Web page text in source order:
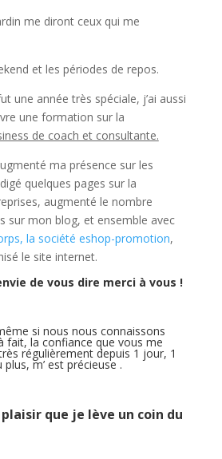
me diront ceux qui me
et les périodes de repos.
une année très spéciale, j’ai aussi
une formation sur la
de coach et consultante.
ma présence sur les
quelques pages sur la
augmenté le nombre
sur mon blog, et ensemble avec
la société eshop-promotion,
le site internet.
de vous dire merci à vous !
si nous nous connaissons
fait, la confiance que vous me
régulièrement depuis 1 jour, 1
m’ est précieuse .
plaisir que je lève un coin du